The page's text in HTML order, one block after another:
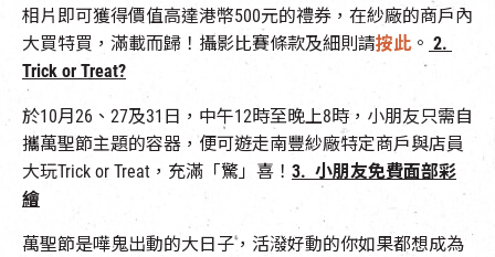
相片即可獲得價值高達港幣500元的禮券，在紗廠的商戶內
大買特買，滿載而歸！攝影比賽條款及細則請按此。 2.
Trick or Treat?
於10月26、27及31日，中午12時至晚上8時，小朋友只需自
攜萬聖節主題的容器，便可遊走南豐紗廠特定商戶與店員
大玩Trick or Treat，充滿「驚」喜！ 3. 小朋友免費面部彩
繪
萬聖節是嘩鬼出動的大日子，活潑好動的你如果都想成為